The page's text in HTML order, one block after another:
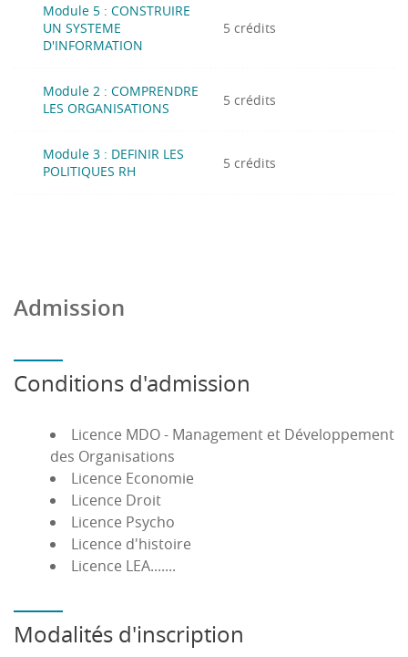
Module 5 : CONSTRUIRE
UN SYSTEME
D'INFORMATION
5 crédits
Module 2 : COMPRENDRE
LES ORGANISATIONS
5 crédits
Module 3 : DEFINIR LES
POLITIQUES RH
5 crédits
Admission
Conditions d'admission
Licence MDO - Management et Développement
des Organisations
Licence Economie
Licence Droit
Licence Psycho
Licence d'histoire
Licence LEA.......
Modalités d'inscription